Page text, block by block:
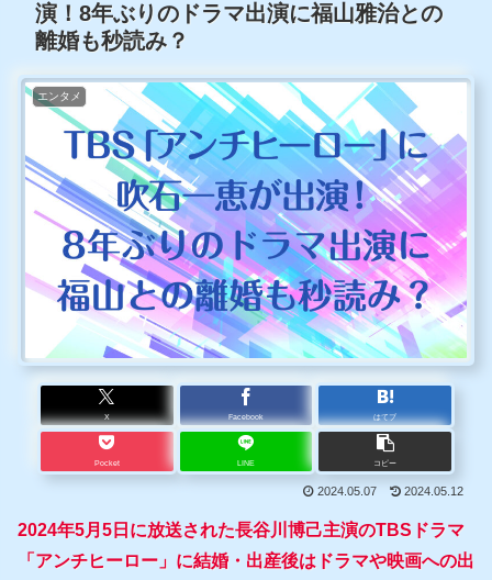
演！8年ぶりのドラマ出演に福山雅治との
離婚も秒読み？
エンタメ
X Facebook はてブ
Pocket LINE コピー
2024.05.07 2024.05.12
2024年5月5日に放送された長谷川博己主演のTBSドラマ
「アンチヒーロー」に結婚・出産後はドラマや映画への出